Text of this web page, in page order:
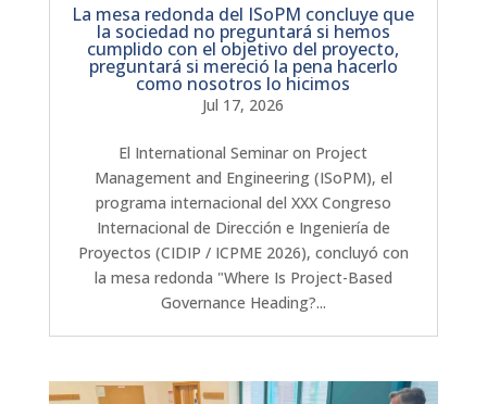
La mesa redonda del ISoPM concluye que
la sociedad no preguntará si hemos
cumplido con el objetivo del proyecto,
preguntará si mereció la pena hacerlo
como nosotros lo hicimos
Jul 17, 2026
El International Seminar on Project
Management and Engineering (ISoPM), el
programa internacional del XXX Congreso
Internacional de Dirección e Ingeniería de
Proyectos (CIDIP / ICPME 2026), concluyó con
la mesa redonda "Where Is Project-Based
Governance Heading?...